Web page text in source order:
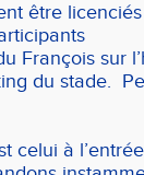
être
François sur
du stade.
celui à